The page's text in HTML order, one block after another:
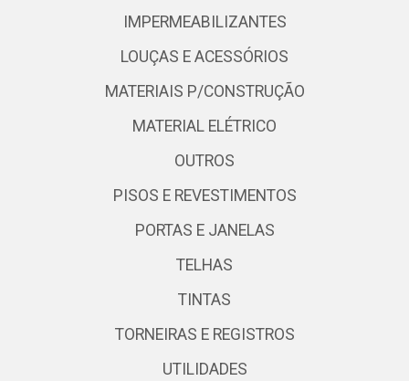
IMPERMEABILIZANTES
LOUÇAS E ACESSÓRIOS
MATERIAIS P/CONSTRUÇÃO
MATERIAL ELÉTRICO
OUTROS
PISOS E REVESTIMENTOS
PORTAS E JANELAS
TELHAS
TINTAS
TORNEIRAS E REGISTROS
UTILIDADES